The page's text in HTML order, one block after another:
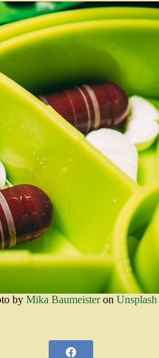
byMika BaumeisteronUnsplash